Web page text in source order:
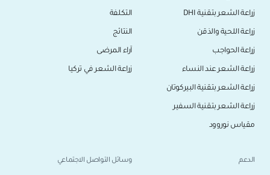
زراعة الشعر بتقنية DHI
زراعة اللحية والذقن
زراعة الحواجب
زراعة الشعر عند النساء
زراعة الشعر بتقنية البيركوتان
زراعة الشعر بتقنية السفير
مقياس نوروود
التكلفة
النتائج
آراء المرضى
زراعة الشعر في تركيا
الدعم وسائل التواصل الاجتماعي